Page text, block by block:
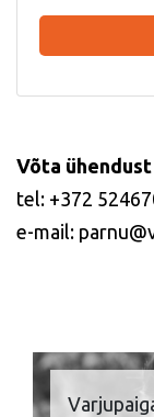
Võta
tel: +372
e-mail: